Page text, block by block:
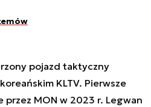
pojazd taktyczny
KLTV. Pierwsze
przez MON w 2023 r. Legwan